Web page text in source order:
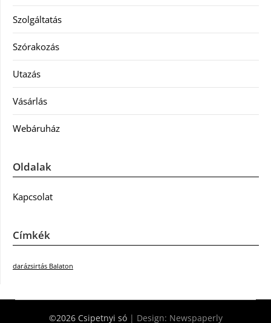
Szolgáltatás
Szórakozás
Utazás
Vásárlás
Webáruház
Oldalak
Kapcsolat
Címkék
darázsirtás Balaton
©2026 Csipetnyi só | Design: Newspaperly